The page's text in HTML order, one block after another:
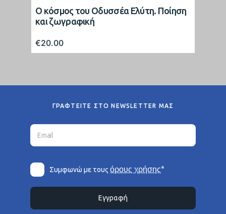
Ο κόσμος του Οδυσσέα Ελύτη. Ποίηση
και ζωγραφική
€20.00
ΓΡΑΦΤΕΙΤΕ ΣΤΟ NEWSLETTER ΜΑΣ
Συμφωνώ με τουςόρους χρήσης*
Εγγραφή